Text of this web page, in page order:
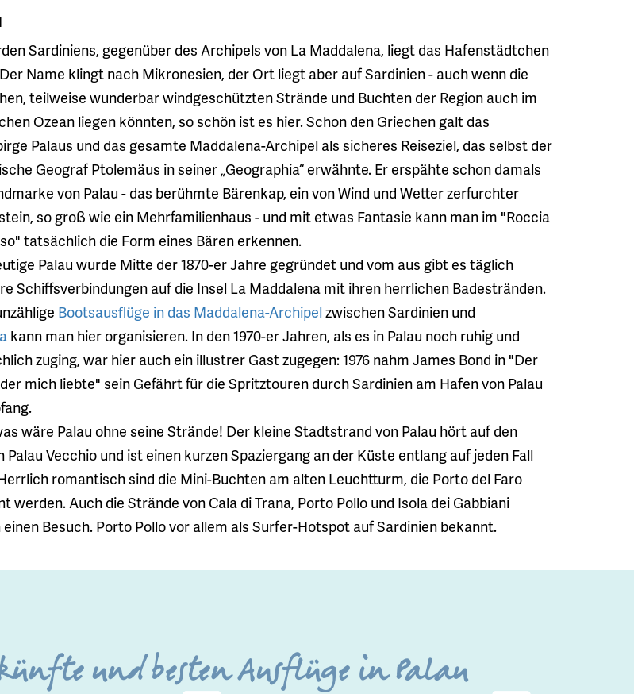
Sardiniens, gegenüber des Archipels von La Maddalena, liegt das Hafenstädtchen
Name klingt nach Mikronesien, der Ort liegt aber auf Sardinien - auch wenn die
teilweise wunderbar windgeschützten Strände und Buchten der Region auch im
Ozean liegen könnten, so schön ist es hier. Schon den Griechen galt das
Palaus und das gesamte Maddalena-Archipel als sicheres Reiseziel, das selbst der
Geograf Ptolemäus in seiner „Geographia“ erwähnte. Er erspähte schon damals
von Palau - das berühmte Bärenkap, ein von Wind und Wetter zerfurchter
so groß wie ein Mehrfamilienhaus - und mit etwas Fantasie kann man im "Roccia
tatsächlich die Form eines Bären erkennen.
Palau wurde Mitte der 1870-er Jahre gegründet und vom aus gibt es täglich
Schiffsverbindungen auf die Insel La Maddalena mit ihren herrlichen Badestränden.
Bootsausflüge in das Maddalena-Archipel zwischen Sardinien und
kann man hier organisieren. In den 1970-er Jahren, als es in Palau noch ruhig und
zuging, war hier auch ein illustrer Gast zugegen: 1976 nahm James Bond in "Der
mich liebte" sein Gefährt für die Spritztouren durch Sardinien am Hafen von Palau
wäre Palau ohne seine Strände! Der kleine Stadtstrand von Palau hört auf den
Palau Vecchio und ist einen kurzen Spaziergang an der Küste entlang auf jeden Fall
romantisch sind die Mini-Buchten am alten Leuchtturm, die Porto del Faro
werden. Auch die Strände von Cala di Trana, Porto Pollo und Isola dei Gabbiani
einen Besuch. Porto Pollo vor allem als Surfer-Hotspot auf Sardinien bekannt.
und besten Ausflüge in Palau